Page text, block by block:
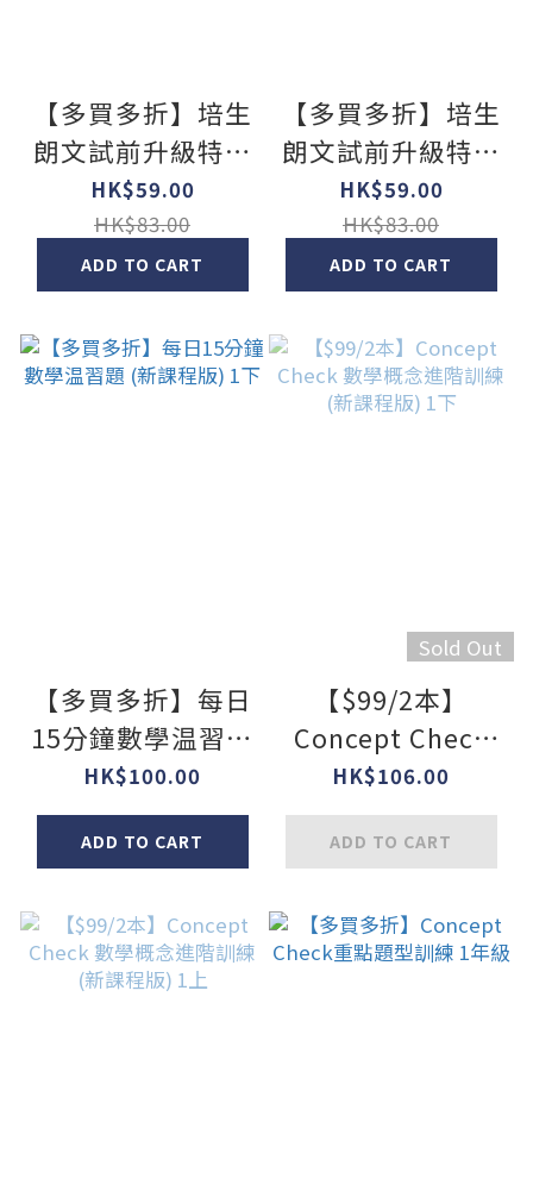
【多買多折】培生
朗文試前升級特訓
中文測驗卷六上
HK$59.00
HK$83.00
ADD TO CART
【多買多折】培生
朗文試前升級特訓
常識測驗卷一上
HK$59.00
HK$83.00
ADD TO CART
【多買多折】每日
15分鐘數學温習題
(新課程版) 1下
HK$100.00
ADD TO CART
Sold Out
【$99/2本】
Concept Check
數學概念進階訓練
(新課程版) 1下
HK$106.00
ADD TO CART